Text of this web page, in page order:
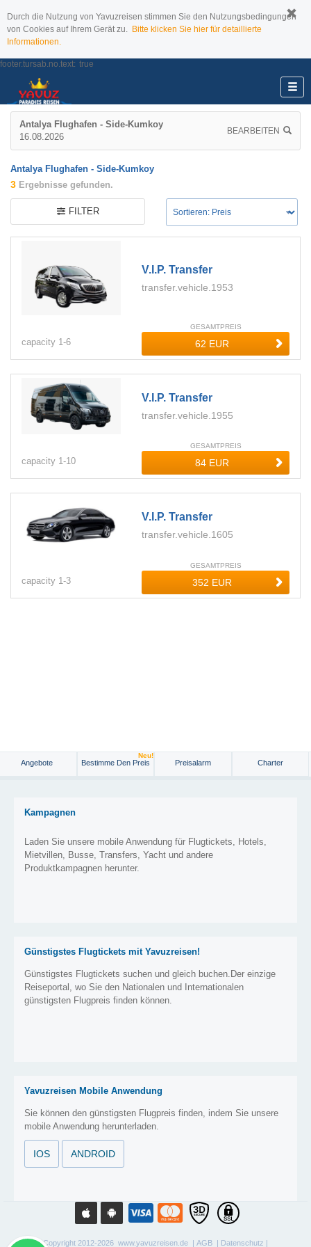
Durch die Nutzung von Yavuzreisen stimmen Sie den Nutzungsbedingungen
von Cookies auf Ihrem Gerät zu. Bitte klicken Sie hier für detaillierte
Informationen.
footer.tursab.no.text: true
Antalya Flughafen - Side-Kumkoy
16.08.2026
BEARBEITEN
Antalya Flughafen - Side-Kumkoy
3 Ergebnisse gefunden.
FILTER
V.i.p. Transfer
transfer.vehicle.1953
capacity 1-6
GESAMTPREIS
V.i.p. Transfer
transfer.vehicle.1955
capacity 1-10
GESAMTPREIS
V.i.p. Transfer
transfer.vehicle.1605
capacity 1-3
GESAMTPREIS
Angebote Bestimme Den Preis
Neu!
Preisalarm Charter
Kampagnen
Laden Sie unsere mobile Anwendung für Flugtickets, Hotels,
Mietvillen, Busse, Transfers, Yacht und andere
Produktkampagnen herunter.
Günstigstes Flugtickets mit Yavuzreisen!
Günstigstes Flugtickets suchen und gleich buchen.Der einzige
Reiseportal, wo Sie den Nationalen und Internationalen
günstigsten Flugpreis finden können.
Yavuzreisen Mobile Anwendung
Sie können den günstigsten Flugpreis finden, indem Sie unsere
mobile Anwendung herunterladen.
IOS ANDROID
Copyright 2012-2026 www.yavuzreisen.de | AGB Datenschutz